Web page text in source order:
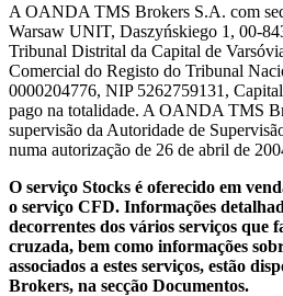
A OANDA TMS Brokers S.A. com
Warsaw UNIT, Daszyńskiego 1, 00-
Tribunal Distrital da Capital de
Comercial do Registo do Tribunal
0000204776, NIP 5262759131,
pago na totalidade. A OANDA TMS
supervisão da Autoridade de
numa autorização de 26 de abril de
O serviço Stocks é oferecido em
o serviço CFD. Informações
decorrentes dos vários serviços que
cruzada, bem como informações
associados a estes serviços, estão
Brokers, na secção Documentos.